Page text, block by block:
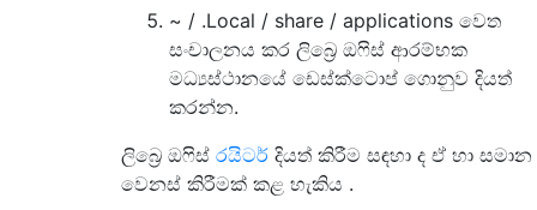
~ / .Local / share / applications වෙත
සංචාලනය කර ලිබ්‍රෙ ඔෆිස් ආරම්භක
මධ්‍යස්ථානයේ ඩෙස්ක්ටොප් ගොනුව දියත්
කරන්න.
ලිබ්‍රෙ ඔෆිස් රයිටර් දියත් කිරීම සඳහා ද ඒ හා සමාන
වෙනස් කිරීමක් කළ හැකිය .